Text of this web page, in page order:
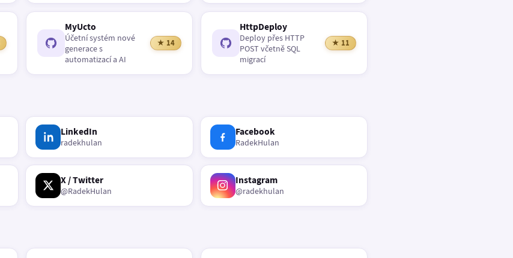
MyUcto
Účetní systém nové
generace s
automatizací a AI
★ 14
HttpDeploy
Deploy přes HTTP
POST včetně SQL
migrací
★ 11
LinkedIn
radekhulan
Facebook
RadekHulan
X / Twitter
@RadekHulan
Instagram
@radekhulan